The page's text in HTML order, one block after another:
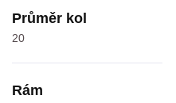
Průměr kol
20
Rám